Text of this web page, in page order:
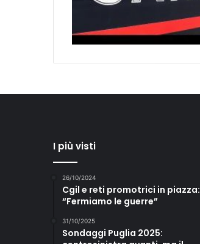
I più visti
26/10/2024
Cgil e reti promotrici in piazza:
“Fermiamo le guerre”
31/10/2025
Sondaggi Puglia 2025: